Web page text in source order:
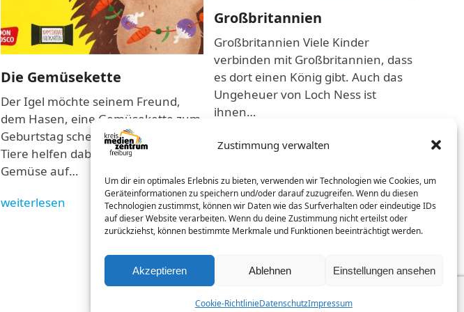
Zustimmung verwalten
Um dir ein optimales Erlebnis zu bieten, verwenden wir Technologien wie Cookies, um
Geräteinformationen zu speichern und/oder darauf zuzugreifen. Wenn du diesen
Technologien zustimmst, können wir Daten wie das Surfverhalten oder eindeutige IDs
auf dieser Website verarbeiten. Wenn du deine Zustimmung nicht erteilst oder
zurückziehst, können bestimmte Merkmale und Funktionen beeinträchtigt werden.
Akzeptieren Ablehnen Einstellungen ansehen
Cookie-RichtlinieDatenschutzImpressum
Die Gemüsekette
Der Igel möchte seinem Freund,
dem Hasen, eine Gemüsekette zum
Geburtstag schenken. Mehrere
Tiere helfen dabei und fädeln
Gemüse auf…
weiterlesen
Großbritannien
Großbritannien Viele Kinder
verbinden mit Großbritannien, dass
es dort einen König gibt. Auch das
Ungeheuer von Loch Ness ist
ihnen…
weiterlesen